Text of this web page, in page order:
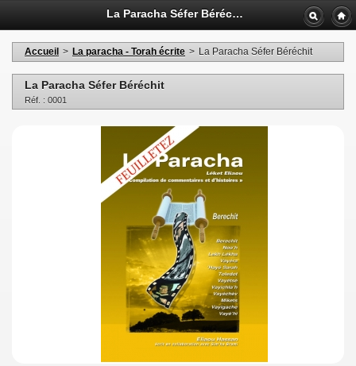
La Paracha Séfer Béréchit - Librairie La Paracha
Accueil > La paracha - Torah écrite > La Paracha Séfer Béréchit
La Paracha Séfer Béréchit
Réf. : 0001